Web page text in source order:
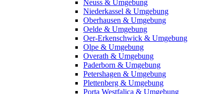
Neuss & Umgebung
Niederkassel & Umgebung
Oberhausen & Umgebung
Oelde & Umgebung
Oer-Erkenschwick & Umgebung
Olpe & Umgebung
Overath & Umgebung
Paderborn & Umgebung
Petershagen & Umgebung
Plettenberg & Umgebung
Porta Westfalica & Umgebung